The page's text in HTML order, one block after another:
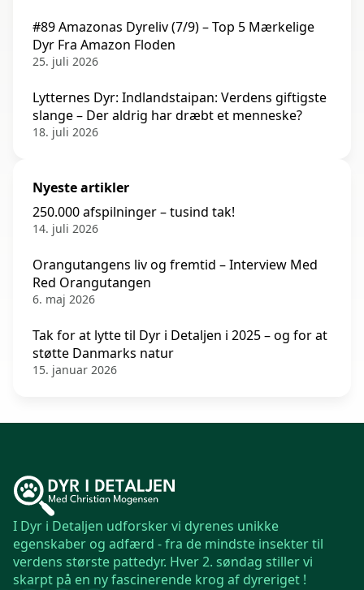
#89 Amazonas Dyreliv (7/9) – Top 5 Mærkelige
Dyr Fra Amazon Floden
25. juli 2026
Lytternes Dyr: Indlandstaipan: Verdens giftigste
slange – Der aldrig har dræbt et menneske?
18. juli 2026
Nyeste artikler
250.000 afspilninger – tusind tak!
14. juli 2026
Orangutangens liv og fremtid – Interview Med
Red Orangutangen
6. maj 2026
Tak for at lytte til Dyr i Detaljen i 2025 – og for at
støtte Danmarks natur
15. januar 2026
I Dyr i Detaljen udforsker vi dyrenes unikke
egenskaber og adfærd - fra de mindste insekter til
verdens største pattedyr. Hver 2. søndag stiller vi
skarpt på en ny fascinerende krog af dyreriget !